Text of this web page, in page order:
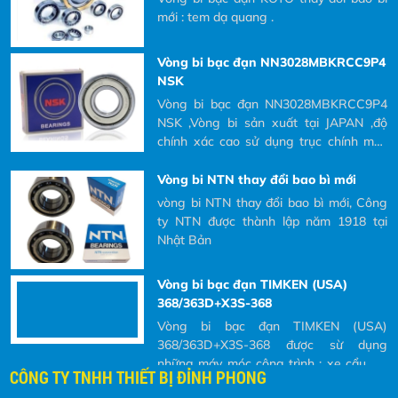
và tại sao phải đọc các ký hiệu đó ra khi Khách hàng có nhu cầu
mua và yêu cầu bên nhà cung cấp báo giá.
NSK ,Vòng bi sản xuất tại JAPAN ,độ
CNC là tốt nhất
Vòng bi NTN thay đổi bao bì mới
vòng bi NTN thay đổi bao bì mới, Công
ty NTN được thành lập năm 1918 tại
Nhật Bản
Vòng bi bạc đạn TIMKEN (USA)
368/363D+X3S-368
Vòng bi bạc đạn TIMKEN (USA)
368/363D+X3S-368 được sừ dụng
cuốc ,xe đào
Vit me R32-10T4 FSI HIWIN
Độ ồn thấp (thấp hơn series với vòng
hoàn bi ngoài từ 5-7 dB) - Hệ số Dm-N
lên tới 22,000 - Đáp ứng gia tốc cao -
Cấp độ chính xác: * Cấp độ JIS C0~C7:
CÔNG TY TNHH THIẾT BỊ ĐỈNH PHONG